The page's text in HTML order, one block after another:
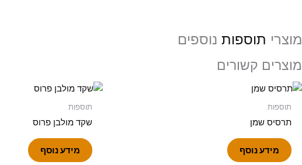
מוצרי תוספות נוספים
מוצרים קשורים
תוספות
תרסיס שמן
מידע נוסף
תוספות
שקד מולבן פרוס
מידע נוסף